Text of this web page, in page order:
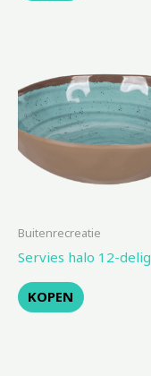
Buitenrecreatie
Servies halo 12-delig
KOPEN